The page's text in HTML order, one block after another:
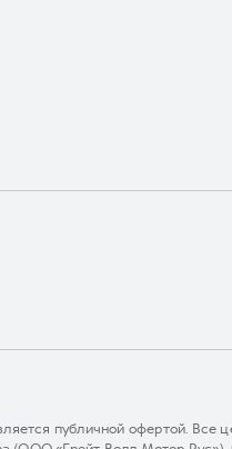
публичной офертой. Все